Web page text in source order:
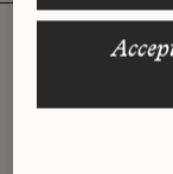
Vous
qui
accepter les cookies strictement